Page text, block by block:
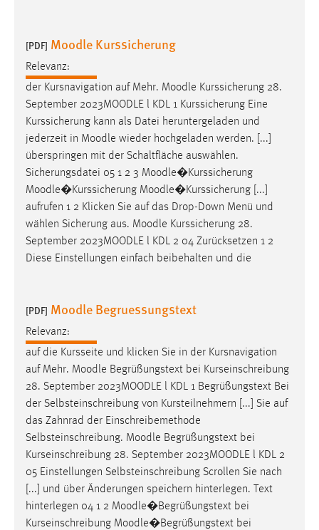
[PDF] Moodle Kurssicherung
Relevanz:
der Kursnavigation auf Mehr. Moodle Kurssicherung 28.
September 2023MOODLE l KDL 1 Kurssicherung Eine
Kurssicherung kann als Datei heruntergeladen und
jederzeit in Moodle wieder hochgeladen werden. [...]
überspringen mit der Schaltfläche auswählen.
Sicherungsdatei 05 1 2 3 Moodle�Kurssicherung
Moodle�Kurssicherung Moodle�Kurssicherung [...]
aufrufen 1 2 Klicken Sie auf das Drop-Down Menü und
wählen Sicherung aus. Moodle Kurssicherung 28.
September 2023MOODLE l KDL 2 04 Zurücksetzen 1 2
Diese Einstellungen einfach beibehalten und die
[PDF] Moodle Begruessungstext
Relevanz:
auf die Kursseite und klicken Sie in der Kursnavigation
auf Mehr. Moodle Begrüßungstext bei Kurseinschreibung
28. September 2023MOODLE l KDL 1 Begrüßungstext Bei
der Selbsteinschreibung von Kursteilnehmern [...] Sie auf
das Zahnrad der Einschreibemethode
Selbsteinschreibung. Moodle Begrüßungstext bei
Kurseinschreibung 28. September 2023MOODLE l KDL 2
05 Einstellungen Selbsteinschreibung Scrollen Sie nach
[...] und über Änderungen speichern hinterlegen. Text
hinterlegen 04 1 2 Moodle�Begrüßungstext bei
Kurseinschreibung Moodle�Begrüßungstext bei